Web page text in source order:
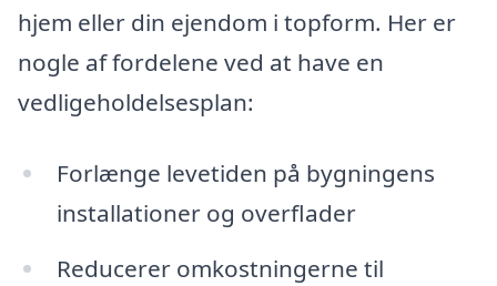
hjem eller din ejendom i topform. Her er
nogle af fordelene ved at have en
vedligeholdelsesplan:
Forlænge levetiden på bygningens
installationer og overflader
Reducerer omkostningerne til